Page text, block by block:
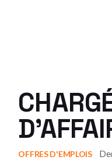
OFFRES D'EMPLOIS